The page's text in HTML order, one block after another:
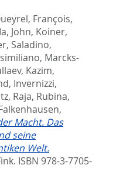
François,
John, Koiner,
, Saladino,
, Marcks-
Kazim,
, Invernizzi,
, Raja, Rubina,
Macht. Das
seine
Welt.
ISBN 978-3-7705-